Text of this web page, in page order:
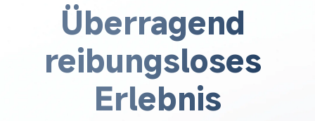
Überragend
reibungsloses
Erlebnis